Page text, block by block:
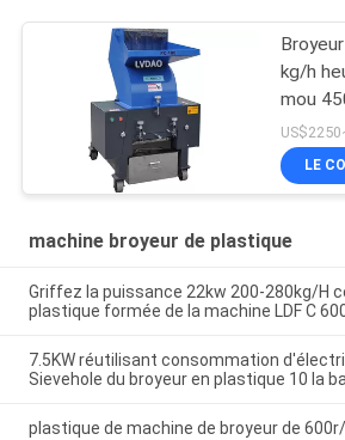
kg/h
mou
LE
machine broyeur de plastique
Griffez la puissance 22kw 200-280kg/H
plastique formée de la machine LDF C
7.5KW réutilisant consommation
Sievehole du broyeur en plastique 10 la
plastique de machine de broyeur de